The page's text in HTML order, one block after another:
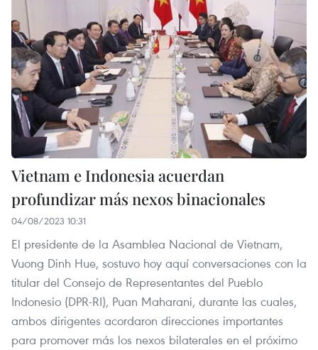
Vietnam e Indonesia acuerdan
profundizar más nexos binacionales
04/08/2023 10:31
El presidente de la Asamblea Nacional de Vietnam,
Vuong Dinh Hue, sostuvo hoy aquí conversaciones con la
titular del Consejo de Representantes del Pueblo
Indonesio (DPR-RI), Puan Maharani, durante las cuales,
ambos dirigentes acordaron direcciones importantes
para promover más los nexos bilaterales en el próximo